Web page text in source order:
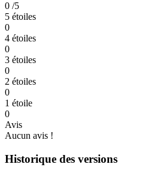
0 /5
5 étoiles
0
4 étoiles
0
3 étoiles
0
2 étoiles
0
1 étoile
0
Avis
Aucun avis !
Historique des versions